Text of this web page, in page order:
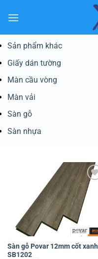
qua
dungSản phẩm khác
Giấy dán tường
Màn cầu vòng
Màn vải
Sàn gỗ
Sàn nhựa
Yêu
Sàn gỗ Povar 12mm cốt xanh
SB1202